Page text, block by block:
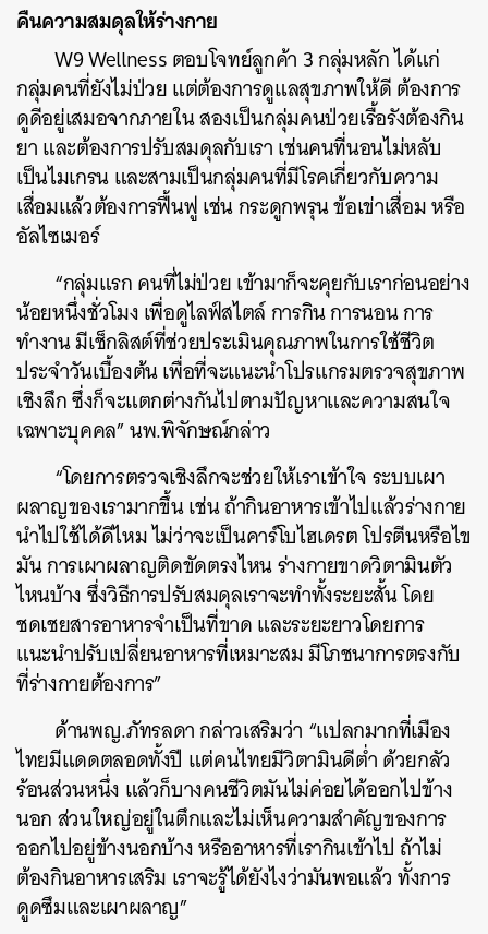
คืนความสมดุลให้ร่างกาย
W9 Wellness ตอบโจทย์ลูกค้า 3 กลุ่มหลัก ได้แก่
กลุ่มคนที่ยังไม่ป่วย แต่ต้องการดูแลสุขภาพให้ดี ต้องการ
ดูดีอยู่เสมอจากภายใน สองเป็นกลุ่มคนป่วยเรื้อรังต้องกิน
ยา และต้องการปรับสมดุลกับเรา เช่นคนที่นอนไม่หลับ
เป็นไมเกรน และสามเป็นกลุ่มคนที่มีโรคเกี่ยวกับความ
เสื่อมแล้วต้องการฟื้นฟู เช่น กระดูกพรุน ข้อเข่าเสื่อม หรือ
อัลไซเมอร์
“กลุ่มแรก คนที่ไม่ป่วย เข้ามาก็จะคุยกับเราก่อนอย่าง
น้อยหนึ่งชั่วโมง เพื่อดูไลฟ์สไตล์ การกิน การนอน การ
ทำงาน มีเช็กลิสต์ที่ช่วยประเมินคุณภาพในการใช้ชีวิต
ประจำวันเบื้องต้น เพื่อที่จะแนะนำโปรแกรมตรวจสุขภาพ
เชิงลึก ซึ่งก็จะแตกต่างกันไปตามปัญหาและความสนใจ
เฉพาะบุคคล” นพ.พิจักษณ์กล่าว
“โดยการตรวจเชิงลึกจะช่วยให้เราเข้าใจ ระบบเผา
ผลาญของเรามากขึ้น เช่น ถ้ากินอาหารเข้าไปแล้วร่างกาย
นำไปใช้ได้ดีไหม ไม่ว่าจะเป็นคาร์โบไฮเดรต โปรตีนหรือไข
มัน การเผาผลาญติดขัดตรงไหน ร่างกายขาดวิตามินตัว
ไหนบ้าง ซึ่งวิธีการปรับสมดุลเราจะทำทั้งระยะสั้น โดย
ชดเชยสารอาหารจำเป็นที่ขาด และระยะยาวโดยการ
แนะนำปรับเปลี่ยนอาหารที่เหมาะสม มีโภชนาการตรงกับ
ที่ร่างกายต้องการ”
ด้านพญ.ภัทรลดา กล่าวเสริมว่า “แปลกมากที่เมือง
ไทยมีแดดตลอดทั้งปี แต่คนไทยมีวิตามินดีต่ำ ด้วยกลัว
ร้อนส่วนหนึ่ง แล้วก็บางคนชีวิตมันไม่ค่อยได้ออกไปข้าง
นอก ส่วนใหญ่อยู่ในตึกและไม่เห็นความสำคัญของการ
ออกไปอยู่ข้างนอกบ้าง หรืออาหารที่เรากินเข้าไป ถ้าไม่
ต้องกินอาหารเสริม เราจะรู้ได้ยังไงว่ามันพอแล้ว ทั้งการ
ดูดซึมและเผาผลาญ”
SHARE TWEET LINE EMAIL